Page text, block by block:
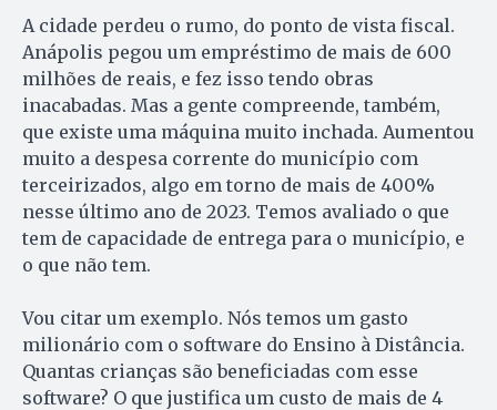
A cidade perdeu o rumo, do ponto de vista fiscal.
Anápolis pegou um empréstimo de mais de 600
milhões de reais, e fez isso tendo obras
inacabadas. Mas a gente compreende, também,
que existe uma máquina muito inchada. Aumentou
muito a despesa corrente do município com
terceirizados, algo em torno de mais de 400%
nesse último ano de 2023. Temos avaliado o que
tem de capacidade de entrega para o município, e
o que não tem.
Vou citar um exemplo. Nós temos um gasto
milionário com o software do Ensino à Distância.
Quantas crianças são beneficiadas com esse
software? O que justifica um custo de mais de 4